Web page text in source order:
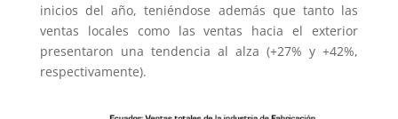
inicios del año, teniéndose además que tanto las
ventas locales como las ventas hacia el exterior
presentaron una tendencia al alza (+27% y +42%,
respectivamente).